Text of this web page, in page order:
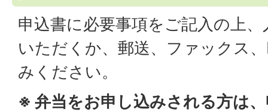
申込書に必要事項をご記入の上
いただくか、郵送、ファックス
みください。
※ 弁当をお申し込みされる方は